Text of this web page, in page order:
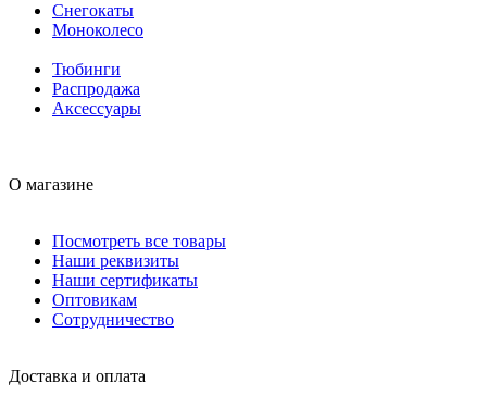
Снегокаты
Моноколесо
Тюбинги
Распродажа
Аксессуары
О магазине
Посмотреть все товары
Наши реквизиты
Наши сертификаты
Оптовикам
Сотрудничество
Доставка и оплата